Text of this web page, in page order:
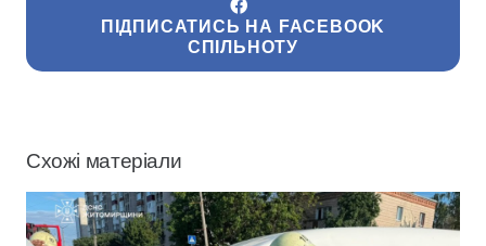
ПІДПИСАТИСЬ НА FACEBOOK
СПІЛЬНОТУ
Схожі матеріали